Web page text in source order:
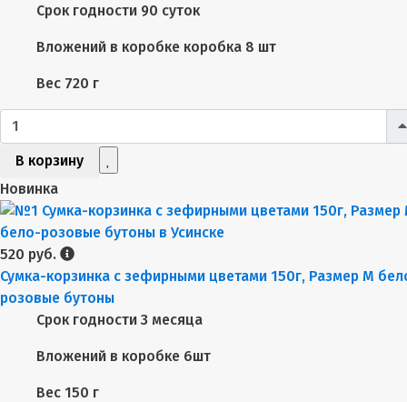
Срок годности 90 суток
Вложений в коробке коробка 8 шт
Вес 720 г
В корзину
Новинка
520 руб.
Сумка-корзинка с зефирными цветами 150г, Размер М
розовые бутоны
Срок годности 3 месяца
Вложений в коробке 6шт
Вес 150 г